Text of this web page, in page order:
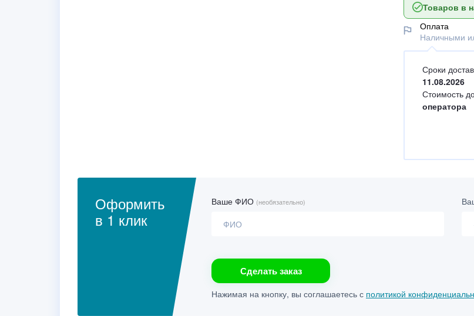
Товаров в
Оплата
Наличными
Сроки
11.08.2026
Стоимость
оператора
Оформить
в 1 клик
Ваше ФИО (необязательно)
Сделать заказ
Нажимая на кнопку, вы соглашаетесь с политикой